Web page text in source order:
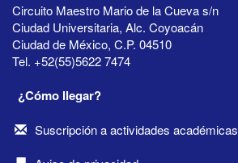
Circuito Maestro Mario de la Cueva s/n
Ciudad Universitaria, Alc. Coyoacán
Ciudad de México, C.P. 04510
Tel. +52(55)5622 7474
¿Cómo llegar?
Suscripción a actividades académicas